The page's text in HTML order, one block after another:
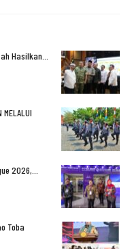
Hasilkan…
MELALUI
2026,…
Toba